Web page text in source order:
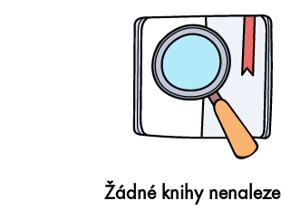
Žádné knihy